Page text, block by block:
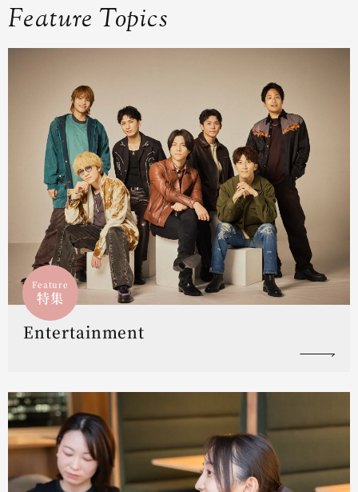
Feature Topics
Feature
特集
Entertainment